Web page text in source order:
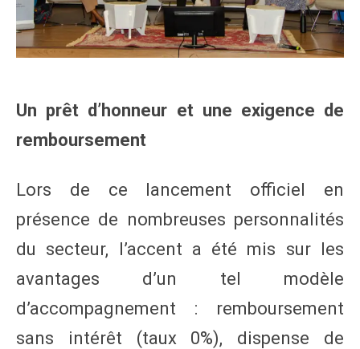
Un prêt d’honneur et une exigence de
remboursement
Lors de ce lancement officiel en
présence de nombreuses personnalités
du secteur, l’accent a été mis sur les
avantages d’un tel modèle
d’accompagnement : remboursement
sans intérêt (taux 0%), dispense de